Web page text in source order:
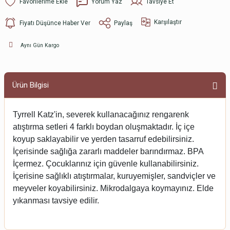
Fiyatı Düşünce Haber Ver Paylaş Karşılaştır
Aynı Gün Kargo
Ürün Bilgisi
Tyrrell Katz'in, severek kullanacağınız rengarenk
atıştırma setleri 4 farklı boydan oluşmaktadır. İç içe
koyup saklayabilir ve yerden tasarruf edebilirsiniz.
İçerisinde sağlığa zararlı maddeler barındırmaz. BPA
İçermez. Çocuklarınız için güvenle kullanabilirsiniz.
İçerisine sağlıklı atıştırmalar, kuruyemişler, sandviçler ve
meyveler koyabilirsiniz. Mikrodalgaya koymayınız. Elde
yıkanması tavsiye edilir.